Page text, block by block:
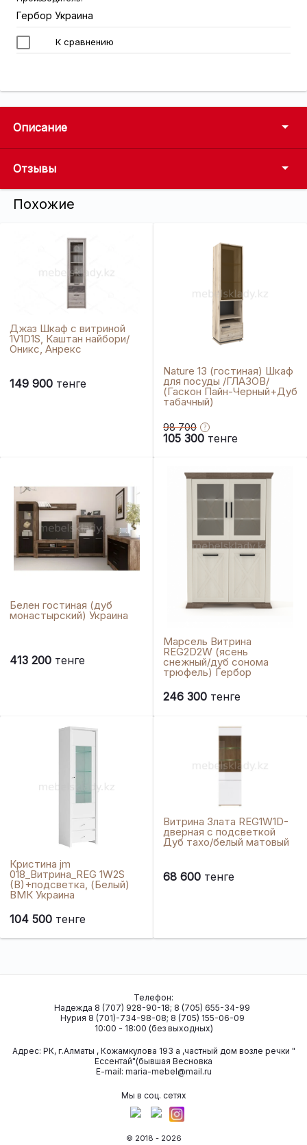
Гербор Украина
К сравнению
Описание
Отзывы
Похожие
Джаз Шкаф с витриной
1V1D1S, Каштан найбори/
Оникс, Анрекс
149 900 тенге
Nature 13 (гостиная) Шкаф
для посуды /ГЛАЗОВ/
(Гаскон Пайн-Черный+Дуб
табачный)
98 700
105 300 тенге
Белен гостиная (дуб
монастырский) Украина
413 200 тенге
Марсель Витрина
REG2D2W (ясень
снежный/дуб сонома
трюфель) Гербор
246 300 тенге
Кристина jm
018_Витрина_REG 1W2S
(B)+подсветка, (Белый)
ВМК Украина
104 500 тенге
Витрина Злата REG1W1D-
дверная с подсветкой
Дуб тахо/белый матовый
68 600 тенге
Телефон:
Надежда 8 (707) 928-90-18; 8 (705) 655-34-99
Нурия 8 (701)-734-98-08; 8 (705) 155-06-09
10:00 - 18:00 (без выходных)
Адрес: РК, г.Алматы , Кожамкулова 193 а ,частный дом возле речки "
Ессентай"(бывшая Весновка
Е-mail: maria-mebel@mail.ru
Мы в соц. сетях
© 2018 - 2026